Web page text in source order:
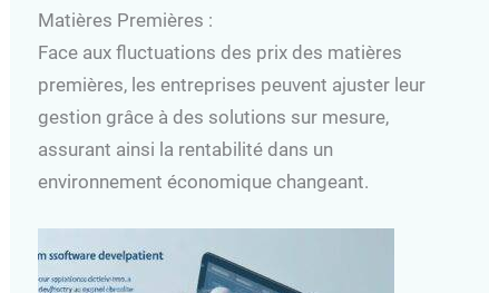
Matières Premières :
Face aux fluctuations des prix des matières
premières, les entreprises peuvent ajuster leur
gestion grâce à des solutions sur mesure,
assurant ainsi la rentabilité dans un
environnement économique changeant.